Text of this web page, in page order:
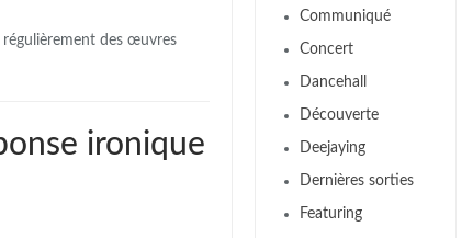
des œuvres
ironique
Communiqué
Concert
Dancehall
Découverte
Deejaying
Dernières sorties
Featuring